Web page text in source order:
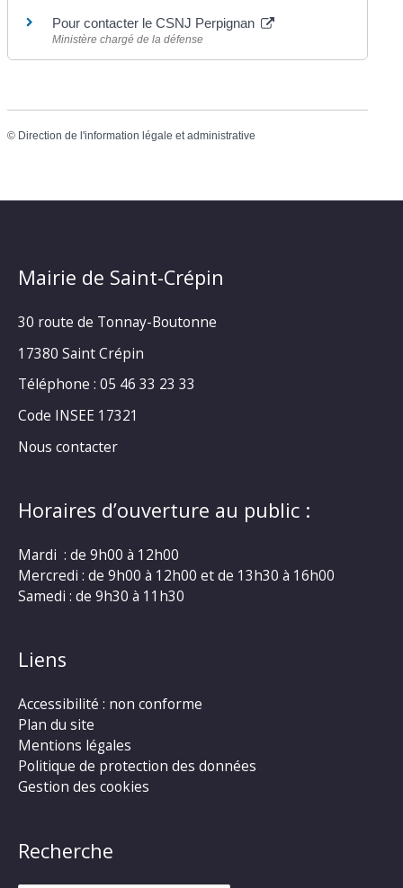
Pour contacter le CSNJ Perpignan
Ministère chargé de la défense
© Direction de l'information légale et administrative
Mairie de Saint-Crépin
30 route de Tonnay-Boutonne
17380 Saint Crépin
Téléphone : 05 46 33 23 33
Code INSEE 17321
Nous contacter
Horaires d’ouverture au public :
Mardi : de 9h00 à 12h00
Mercredi : de 9h00 à 12h00 et de 13h30 à 16h00
Samedi : de 9h30 à 11h30
Liens
Accessibilité : non conforme
Plan du site
Mentions légales
Politique de protection des données
Gestion des cookies
Recherche